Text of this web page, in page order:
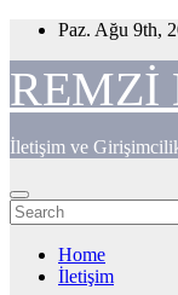
Skip
content
Paz. Ağu 9th,
REMZİ
İletişim ve Girişimcilik
Home
İletişim